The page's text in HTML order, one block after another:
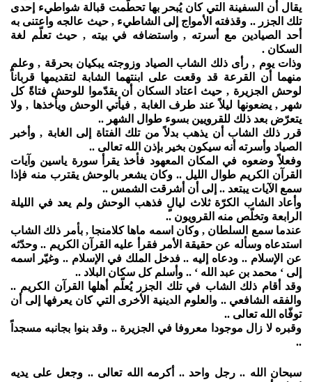
يقال أن السفينة التي كان يُبحر بها تحطّمت قبالة شواطيء إحدى
تلك الجزر .. وقذفته الأمواج إلى الشاطيء , حيث عالجه واعتنى به
أحد الصيادين مع أسرته , واستضافه في بيته , حيث تعلّم لغة
السكان .
وذات يوم , رأى ذلك الشاب الصياد وزوجته يبكيان بحرقة , وعلم
منهما أن القرعة قد وقعت على ابنتهما الشابة لتقديمها قرباناً
لوحش الجزيرة , حيث اعتاد السكان أن يقدّموا للوحش فتاةً كل
شهر , يضعونها ليلاً عند طرف الغابة , فيأتي الوحش ويأخذها , ولا
يتعرّض بعد ذلك للقرويين بسوء طوال الشهر ..
قرر ذلك الشاب أن يذهب بدلاً من تلك الفتاة إلى الغابة , وأخبر
الصياد وأسرته أنه سيكون بخير بإذن الله تعالى ..
وفعلاً وضعوه في المكان المعهود فأخذ يقرأ سورة ياسين وآيات
القرآن الكريم طوال الليل .. وكان يشعر بالوحش يقترب منه فإذا
سمع الآيات يبتعد .. إلى أن أشرقت الشمس ..
وأعاد الشاب الكرّة ثلاث ليالٍ فذهب الوحش ولم يعد في الليلة
الرابعة وتخلّص منه القرويون ..
عندما سمع السلطان , وكان اسمه ماها كلامنجا , بأمر ذلك الشاب
استدعاه وسأله عن حقيقة الأمر فقرأ عليه القرآن الكريم .. وحدّثه
عن الإسلام .. ودعاه إليه .. فدخل الملك في الإسلام .. وغيّر اسمه
إلى ‘ محمد بن عبد الله ‘ .. وأسلم كل سكان البلاد ..
وقد أقام ذلك الشاب في تلك الجزر يُعلّم أهلها القرآن الكريم ..
والفقه الشافعي .. والعلوم الدينية الأخرى التي كان يعرفها إلى أن
توفّاه الله تعالى ..
وقبره لا زال موجودا معروفا في الجزيرة .. وقد بنوا بجانبه مسجداً
..
سبحان الله .. رجل واحد .. أكرمه الله تعالى .. وجعل على يديه